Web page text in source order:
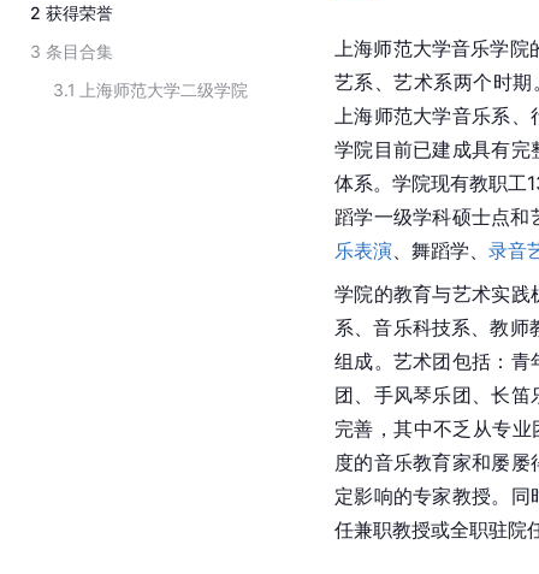
2 获得荣誉
3 条目合集
3.1
上海师范大学二级学院
上海师范大学音乐学
艺系、艺术系两个时
上海师范大学音乐系
学院目前已建成具有
体系。学院现有教职工
蹈学一级学科硕士点和
乐表演 、舞蹈学、 录音
学院的教育与艺术实践
系、音乐科技系、教
组成。艺术团包括：青
团、手风琴乐团、长
完善，其中不乏从专
度的音乐教育家和屡
定影响的专家教授。
任兼职教授或全职驻院